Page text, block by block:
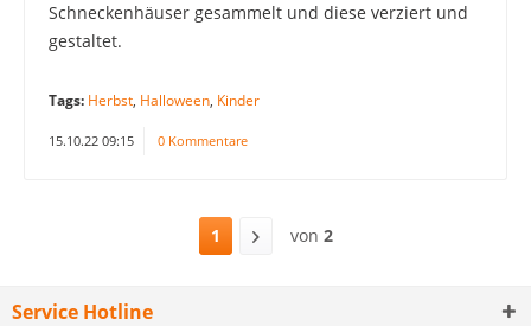
Schneckenhäuser gesammelt und diese verziert und
gestaltet.
Tags: Herbst, Halloween, Kinder
15.10.22 09:15 0 Kommentare
1 von 2
Service Hotline